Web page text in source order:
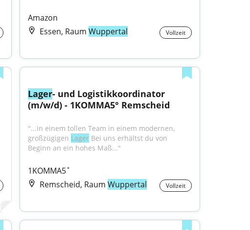
Amazon
Essen, Raum Wuppertal Vollzeit
Lager- und Logistikkoordinator
(m/w/d) - 1KOMMA5° Remscheid
"...in einem tollen Team in einem modernen,
großzügigen Lager Bei uns erhältst du von
Beginn an ein hohes Maß..."
1KOMMA5˚
Remscheid, Raum Wuppertal Vollzeit